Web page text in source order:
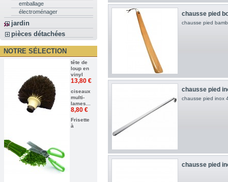
emballage
électroménager
jardin
pièces détachées
NOTRE SÉLECTION
tête de
loup en
vinyl
13,80 €
ciseaux
multi-
lames...
8,80 €
Frisette
à
chausse pied
chausse pied
chausse pied
chausse pied inox
chausse pied